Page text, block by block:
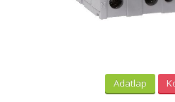
Adatlap